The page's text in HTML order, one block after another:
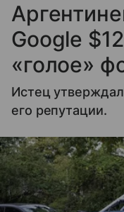
Google
«голое»
Истец
его репутации.